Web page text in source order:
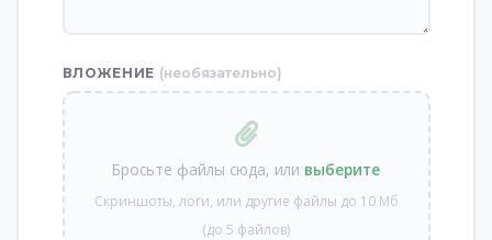
ВЛОЖЕНИЕ (необязательно)
Бросьте файлы сюда, или выберите
Скриншоты, логи, или другие файлы до 10 Мб
(до 5 файлов)